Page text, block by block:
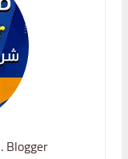
جروب فيسبوك مدونات بلوجر . Blogger